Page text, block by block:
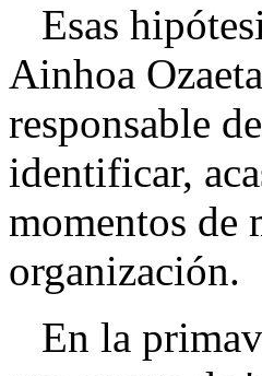
Esas
Ainhoa
responsable
identificar,
momentos de
organización.
En la